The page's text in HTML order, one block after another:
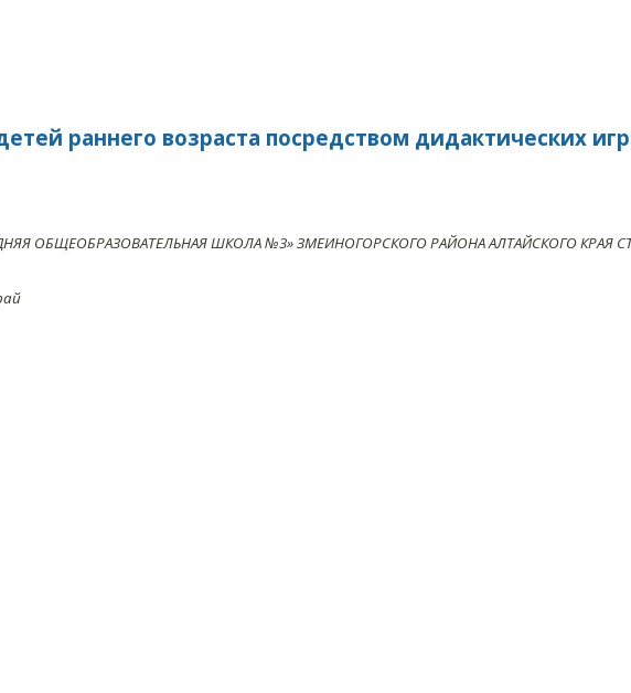
раннего возраста посредством дидактических
ОБЩЕОБРАЗОВАТЕЛЬНАЯ ШКОЛА №3» ЗМЕИНОГОРСКОГО РАЙОНА АЛТАЙСКОГО КРАЯ